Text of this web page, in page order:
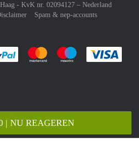
| NU REAGEREN
- KvK nr. 02094127 – Nederland
Spam & nep-accounts
Je rekent gemakkelijk af met Paypal
Je rekent gemakkelijk af met
Je rekent